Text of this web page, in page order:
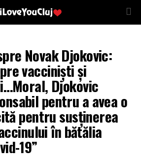
Novak Djokovic:
vacciniști și
Djokovic
pentru a avea o
pentru susținerea
în bătălia
19”